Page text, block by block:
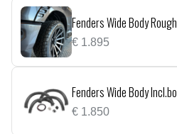
Fenders Wide Body
€ 1.895
Fenders Wide Body
€ 1.850